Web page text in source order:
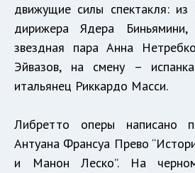
движущие силы спектакля: из
дирижера Ядера
звездная пара Анна
Эйвазов, на смену –
итальянец Риккардо Масси.
Либретто оперы написано
Антуана Франсуа Прево
и Манон Леско”. На